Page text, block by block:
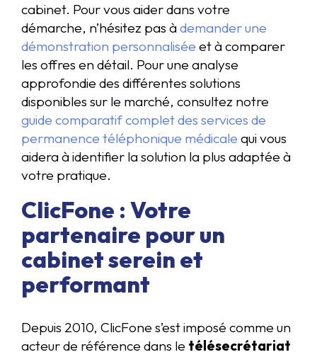
cabinet. Pour vous aider dans votre
démarche, n’hésitez pas àdemander une
démonstration personnalisée et à comparer
les offres en détail. Pour une analyse
approfondie des différentes solutions
disponibles sur le marché, consultez notre
guide comparatif complet des services de
permanence téléphonique médicale qui vous
aidera à identifier la solution la plus adaptée à
votre pratique.
ClicFone : Votre
partenaire pour un
cabinet serein et
performant
Depuis 2010, ClicFone s’est imposé comme un
acteur de référence dans le télésecrétariat